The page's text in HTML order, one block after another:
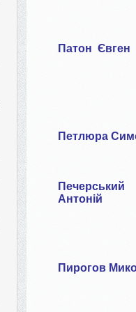
Патон Євген
Петлюра
Печерський
Антоній
Пирогов